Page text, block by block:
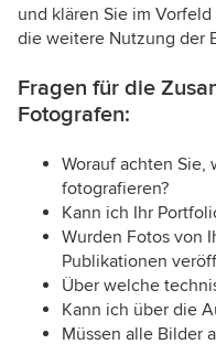
und klären Sie im
die weitere Nutzung der
Fragen für die
Fotografen:
Worauf achten Sie,
fotografieren?
Kann ich Ihr
Wurden Fotos von
Publikationen
Über welche
Kann ich über die
Müssen alle Bilder